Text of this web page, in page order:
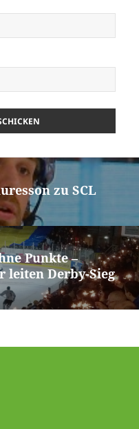
zu SCL
Punkte –
leiten Derby-Sieg